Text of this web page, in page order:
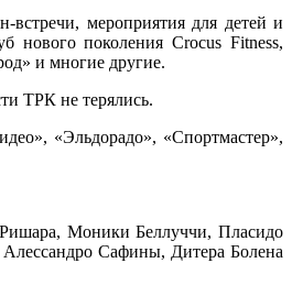
мероприятия для детей и
поколения Crocus Fitness,
и многие другие.
ТРК не терялись.
«Эльдорадо», «Спортмастер»,
Моники Беллуччи, Пласидо
Сафины, Дитера Болена